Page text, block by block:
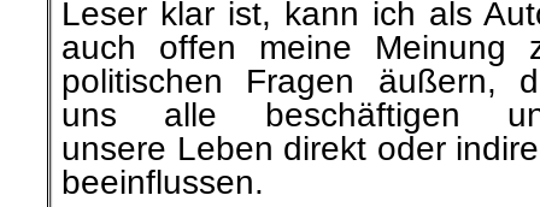
Leser klar ist, kann ich als
auch offen meine Meinung
politischen Fragen äußern,
uns alle beschäftigen
unsere Leben direkt oder
beeinflussen.